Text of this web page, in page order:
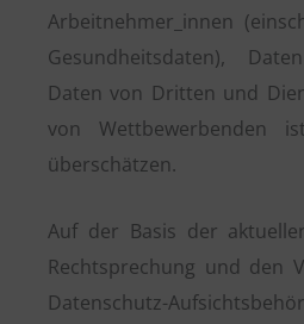
Arbeitnehmer_innen
Gesundheitsdaten),
Daten von Dritten und
von Wettbewerbenden
überschätzen.
Auf der Basis der
Rechtsprechung und den
Datenschutz-